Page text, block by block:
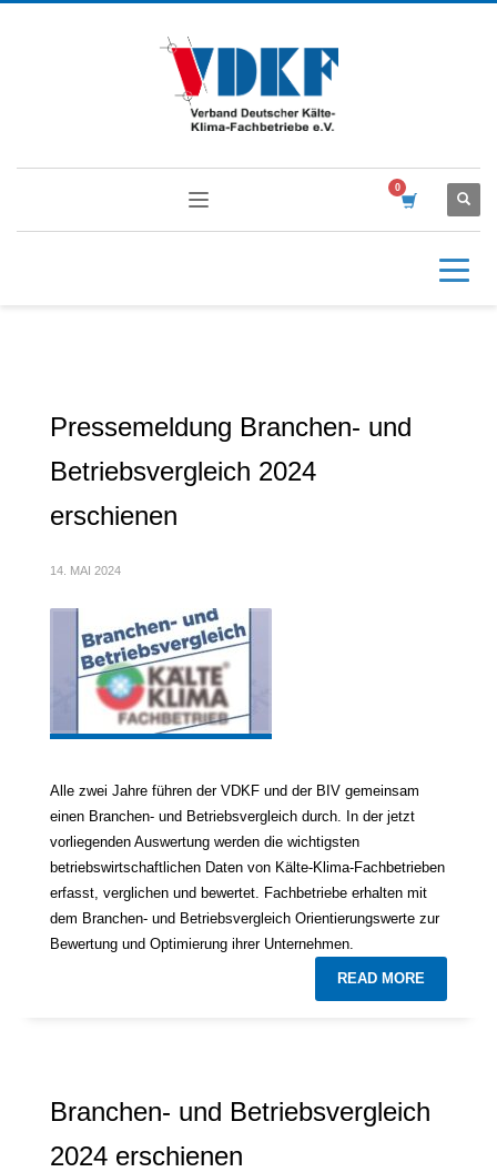
Pressemeldung Branchen- und
Betriebsvergleich 2024
erschienen
14. MAI 2024
Alle zwei Jahre führen der VDKF und der BIV gemeinsam
einen Branchen- und Betriebsvergleich durch. In der jetzt
vorliegenden Auswertung werden die wichtigsten
betriebswirtschaftlichen Daten von Kälte-Klima-Fachbetrieben
erfasst, verglichen und bewertet. Fachbetriebe erhalten mit
dem Branchen- und Betriebsvergleich Orientierungswerte zur
Bewertung und Optimierung ihrer Unternehmen.
READ MORE
Branchen- und Betriebsvergleich
2024 erschienen